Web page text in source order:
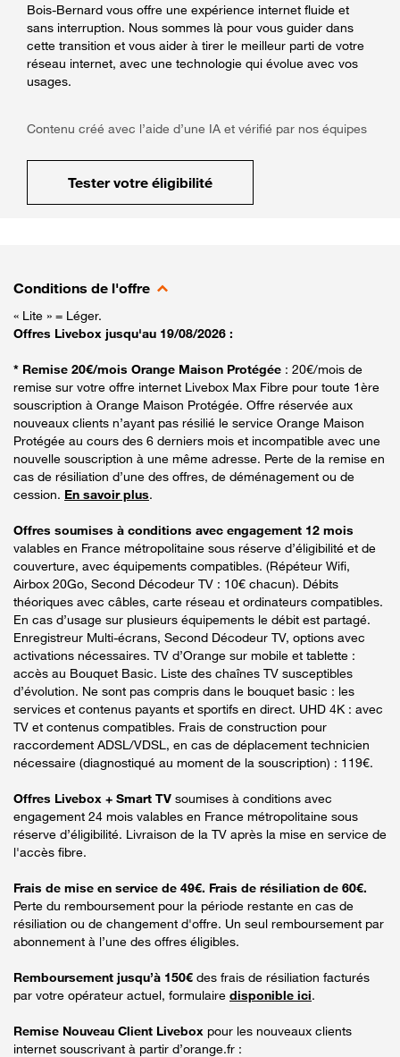
Bois-Bernard vous offre une expérience internet fluide et
sans interruption. Nous sommes là pour vous guider dans
cette transition et vous aider à tirer le meilleur parti de votre
réseau internet, avec une technologie qui évolue avec vos
usages.
Contenu créé avec l’aide d’une IA et vérifié par nos équipes
Tester votre éligibilité
Conditions de l'offre
« Lite » = Léger.
Offres Livebox jusqu'au 19/08/2026 :
* Remise 20€/mois Orange Maison Protégée : 20€/mois de
remise sur votre offre internet Livebox Max Fibre pour toute 1ère
souscription à Orange Maison Protégée. Offre réservée aux
nouveaux clients n’ayant pas résilié le service Orange Maison
Protégée au cours des 6 derniers mois et incompatible avec une
nouvelle souscription à une même adresse. Perte de la remise en
cas de résiliation d’une des offres, de déménagement ou de
cession. En savoir plus.
Offres soumises à conditions avec engagement 12 mois
valables en France métropolitaine sous réserve d’éligibilité et de
couverture, avec équipements compatibles. (Répéteur Wifi,
Airbox 20Go, Second Décodeur TV : 10€ chacun). Débits
théoriques avec câbles, carte réseau et ordinateurs compatibles.
En cas d’usage sur plusieurs équipements le débit est partagé.
Enregistreur Multi-écrans, Second Décodeur TV, options avec
activations nécessaires. TV d’Orange sur mobile et tablette :
accès au Bouquet Basic. Liste des chaînes TV susceptibles
d’évolution. Ne sont pas compris dans le bouquet basic : les
services et contenus payants et sportifs en direct. UHD 4K : avec
TV et contenus compatibles. Frais de construction pour
raccordement ADSL/VDSL, en cas de déplacement technicien
nécessaire (diagnostiqué au moment de la souscription) : 119€.
Offres Livebox + Smart TV soumises à conditions avec
engagement 24 mois valables en France métropolitaine sous
réserve d’éligibilité. Livraison de la TV après la mise en service de
l'accès fibre.
Frais de mise en service de 49€. Frais de résiliation de 60€.
Perte du remboursement pour la période restante en cas de
résiliation ou de changement d'offre. Un seul remboursement par
abonnement à l’une des offres éligibles.
Remboursement jusqu’à 150€ des frais de résiliation facturés
par votre opérateur actuel, formulaire disponible ici.
Remise Nouveau Client Livebox pour les nouveaux clients
internet souscrivant à partir d’orange.fr :